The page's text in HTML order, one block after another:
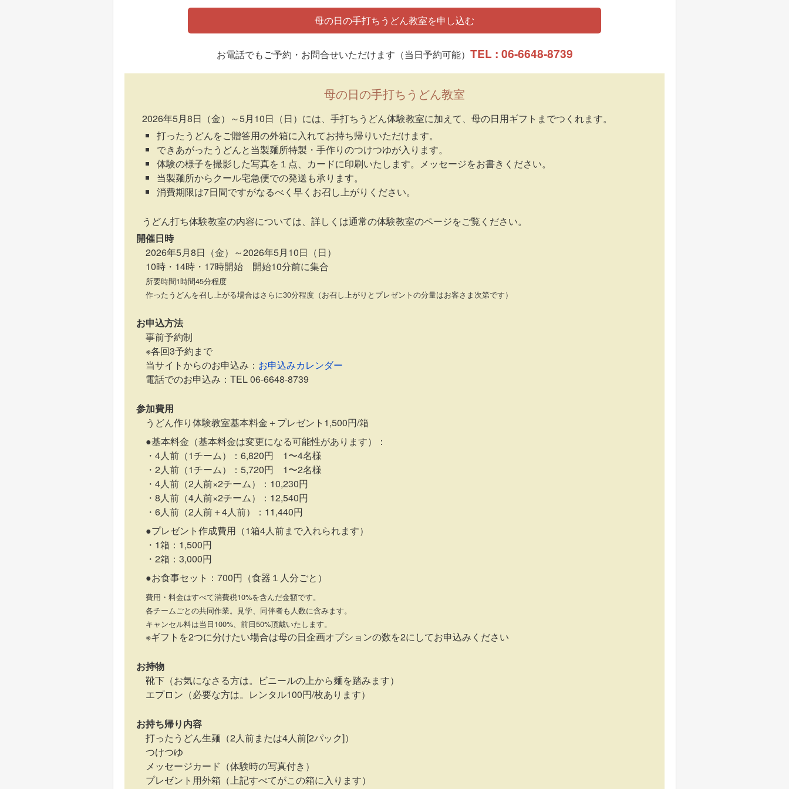
母の日の手打ちうどん教室を申し込む
お電話でもご予約・お問合せいただけます（当日予約可能） TEL : 06-6648-8739
母の日の手打ちうどん教室
2026年5月8日（金）～5月10日（日）には、手打ちうどん体験教室に加えて、母の日用ギフトまでつくれます。
打ったうどんをご贈答用の外箱に入れてお持ち帰りいただけます。
できあがったうどんと当製麺所特製・手作りのつけつゆが入ります。
体験の様子を撮影した写真を１点、カードに印刷いたします。メッセージをお書きください。
当製麺所からクール宅急便での発送も承ります。
消費期限は7日間ですがなるべく早くお召し上がりください。
うどん打ち体験教室の内容については、詳しくは通常の体験教室のページをご覧ください。
開催日時
2026年5月8日（金）～2026年5月10日（日）
10時・14時・17時開始 開始10分前に集合
所要時間1時間45分程度
作ったうどんを召し上がる場合はさらに30分程度（お召し上がりとプレゼントの分量はお客さま次第です）
お申込方法
事前予約制
※各回3予約まで
当サイトからのお申込み： お申込みカレンダー
電話でのお申込み：TEL 06-6648-8739
参加費用
うどん作り体験教室基本料金＋プレゼント1,500円/箱
●基本料金（基本料金は変更になる可能性があります）：
・4人前（1チーム）：6,820円 1〜4名様
・2人前（1チーム）：5,720円 1〜2名様
・4人前（2人前×2チーム）：10,230円
・8人前（4人前×2チーム）：12,540円
・6人前（2人前＋4人前）：11,440円
●プレゼント作成費用（1箱4人前まで入れられます）
・1箱：1,500円
・2箱：3,000円
●お食事セット：700円（食器１人分ごと）
費用・料金はすべて消費税10%を含んだ金額です。
各チームごとの共同作業。見学、同伴者も人数に含みます。
キャンセル料は当日100%、前日50%頂戴いたします。
※ギフトを2つに分けたい場合は母の日企画オプションの数を2にしてお申込みください
お持物
靴下（お気になさる方は。ビニールの上から麺を踏みます）
エプロン（必要な方は。レンタル100円/枚あります）
お持ち帰り内容
打ったうどん生麺（2人前または4人前[2パック]）
つけつゆ
メッセージカード（体験時の写真付き）
プレゼント用外箱（上記すべてがこの箱に入ります）